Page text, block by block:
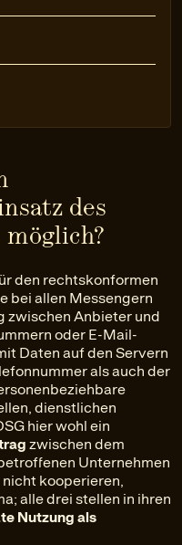
des
den rechtskonformen
bei allen Messengern
Anbieter und
oder E-Mail-
Daten auf den Servern
als auch der
dienstlichen
hier wohl ein
zwischen dem
Unternehmen
kooperieren,
alle drei stellen in ihren
Nutzung als